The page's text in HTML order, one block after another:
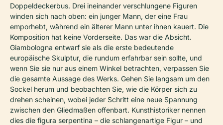
Doppeldeckerbus. Drei ineinander verschlungene Figuren
winden sich nach oben: ein junger Mann, der eine Frau
emporhebt, während ein älterer Mann unter ihnen kauert. Die
Komposition hat keine Vorderseite. Das war die Absicht.
Giambologna entwarf sie als die erste bedeutende
europäische Skulptur, die rundum erfahrbar sein sollte, und
wenn Sie sie nur aus einem Winkel betrachten, verpassen Sie
die gesamte Aussage des Werks. Gehen Sie langsam um den
Sockel herum und beobachten Sie, wie die Körper sich zu
drehen scheinen, wobei jeder Schritt eine neue Spannung
zwischen den Gliedmaßen offenbart. Kunsthistoriker nennen
dies die figura serpentina – die schlangenartige Figur – und